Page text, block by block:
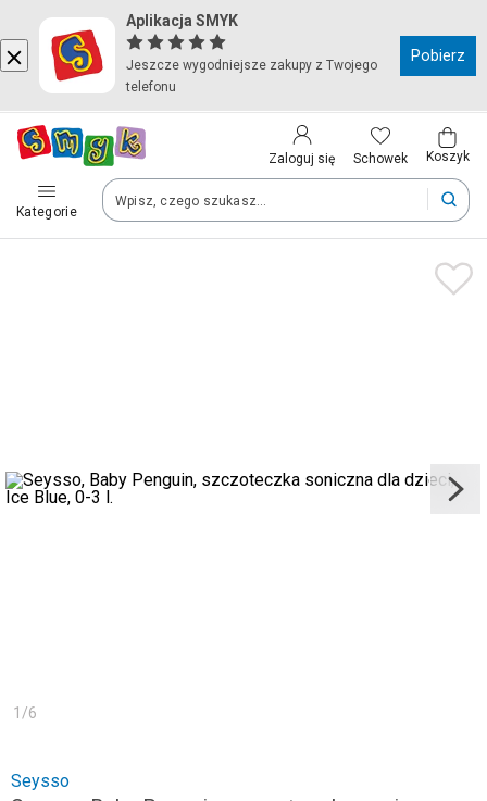
Aplikacja SMYK
Jeszcze wygodniejsze zakupy z Twojego
telefonu
Pobierz
Zaloguj się Schowek Koszyk
Kategorie
Kraj i język
Polska (Poland)
Twoje zamówienia dostarczymy na teren wybranego kraju.
Zapisz
1 /6
Seysso